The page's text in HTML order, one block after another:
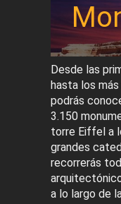
Desde las
hasta los
podrás
3.150
torre Eiffel a
grandes
recorrerás
a lo largo de